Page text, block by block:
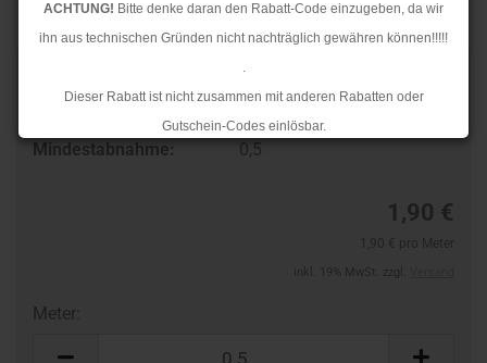
ACHTUNG! Bitte denke daran den Rabatt-Code einzugeben, da wir
ihn aus technischen Gründen nicht nachträglich gewähren können!!!!!
.
Dieser Rabatt ist nicht zusammen mit anderen Rabatten oder
Gutschein-Codes einlösbar.
.
Rückstaus kann es jedoch zu längeren Lieferzeiten kommen.
Mindestabnahme:
0,5
1,90 €
Meter: